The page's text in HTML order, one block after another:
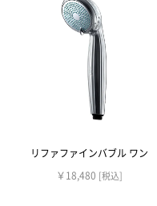
リファファインバブル ワン
￥18,480 [税込]